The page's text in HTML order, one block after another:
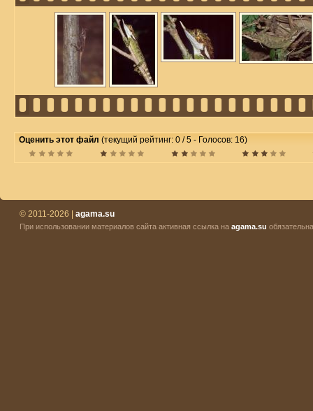
Оценить этот файл (текущий рейтинг: 0 / 5 - Голосов: 16)
© 2011-2026 | agama.su
При использовании материалов сайта активная ссылка на agama.su